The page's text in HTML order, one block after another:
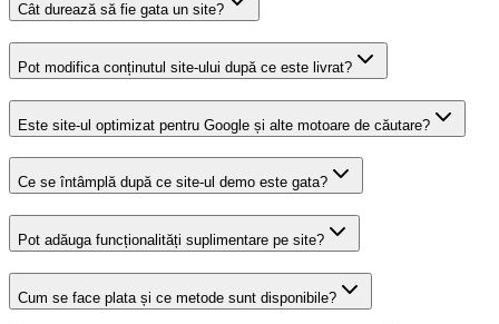
Cât durează să fie gata un site?
Pot modifica conținutul site-ului după ce este livrat?
Este site-ul optimizat pentru Google și alte motoare de căutare?
Ce se întâmplă după ce site-ul demo este gata?
Pot adăuga funcționalități suplimentare pe site?
Cum se face plata și ce metode sunt disponibile?